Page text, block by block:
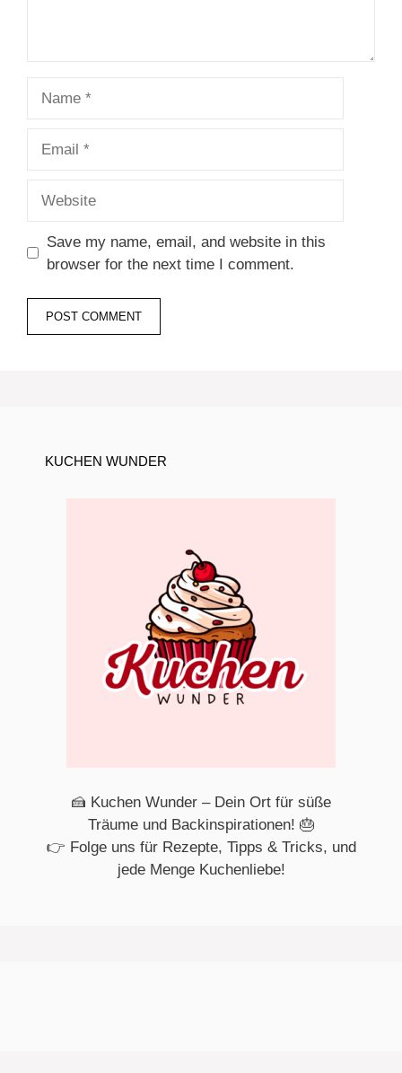
Save my name, email, and website in this
browser for the next time I comment.
KUCHEN WUNDER
🍰 Kuchen Wunder – Dein Ort für süße
Träume und Backinspirationen! 🎂
👉 Folge uns für Rezepte, Tipps & Tricks, und
jede Menge Kuchenliebe!